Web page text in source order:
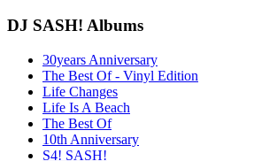
DJ SASH! Albums
30years Anniversary
The Best Of - Vinyl Edition
Life Changes
Life Is A Beach
The Best Of
10th Anniversary
S4! SASH!